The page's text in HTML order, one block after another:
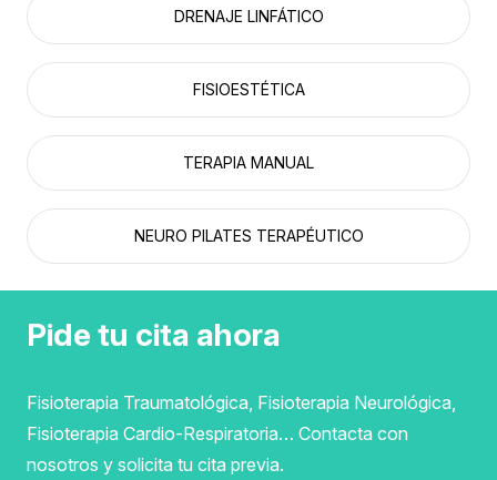
DRENAJE LINFÁTICO
FISIOESTÉTICA
TERAPIA MANUAL
NEURO PILATES TERAPÉUTICO
Pide tu cita ahora
Fisioterapia Traumatológica, Fisioterapia Neurológica,
Fisioterapia Cardio-Respiratoria… Contacta con
nosotros y solicita tu cita previa.